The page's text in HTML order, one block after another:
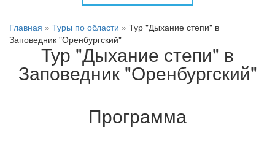
Главная » Туры по области » Тур "Дыхание степи" в
Заповедник "Оренбургский"
Тур "Дыхание степи" в
Заповедник "Оренбургский"
Программа